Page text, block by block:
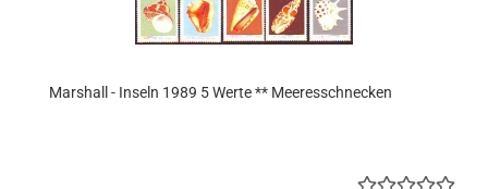
Marshall - Inseln 1989 5 Werte ** Meeresschnecken